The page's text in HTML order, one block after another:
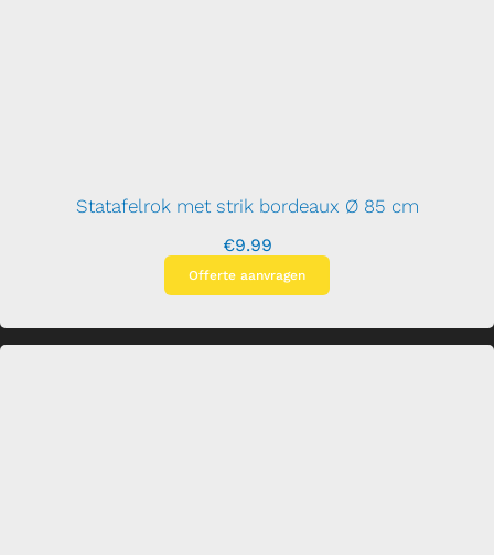
Statafelrok met strik bordeaux Ø 85 cm
€9.99
Offerte aanvragen